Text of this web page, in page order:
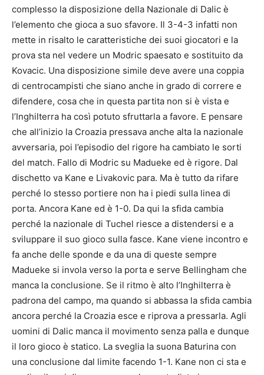
complesso la disposizione della Nazionale di Dalic è
l’elemento che gioca a suo sfavore. Il 3-4-3 infatti non
mette in risalto le caratteristiche dei suoi giocatori e la
prova sta nel vedere un Modric spaesato e sostituito da
Kovacic. Una disposizione simile deve avere una coppia
di centrocampisti che siano anche in grado di correre e
difendere, cosa che in questa partita non si è vista e
l’Inghilterra ha così potuto sfruttarla a favore. E pensare
che all’inizio la Croazia pressava anche alta la nazionale
avversaria, poi l’episodio del rigore ha cambiato le sorti
del match. Fallo di Modric su Madueke ed è rigore. Dal
dischetto va Kane e Livakovic para. Ma è tutto da rifare
perché lo stesso portiere non ha i piedi sulla linea di
porta. Ancora Kane ed è 1-0. Da qui la sfida cambia
perché la nazionale di Tuchel riesce a distendersi e a
sviluppare il suo gioco sulla fasce. Kane viene incontro e
fa anche delle sponde e da una di queste sempre
Madueke si invola verso la porta e serve Bellingham che
manca la conclusione. Se il ritmo è alto l’Inghilterra è
padrona del campo, ma quando si abbassa la sfida cambia
ancora perché la Croazia esce e riprova a pressarla. Agli
uomini di Dalic manca il movimento senza palla e dunque
il loro gioco è statico. La sveglia la suona Baturina con
una conclusione dal limite facendo 1-1. Kane non ci sta e